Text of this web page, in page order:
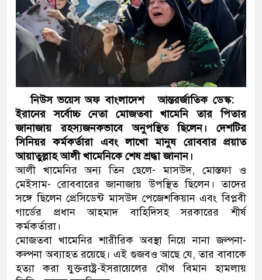
জনগণ পরিবর্তন চেয়েছে
প্রধানমন্ত্রী
মিরপুর মডেল থানার
মাদক কারবারি গ্রেফতার
২৮ লাখ টাকার জাল নোটসহ
থানা পুলিশ
যেকোনো সময় বেনজীরের
নেতৃত্ব ও গণতন্ত্রের মূর্তমান
নিউস ভয়েস অফ বাংলাদেশ আন্তরর্জাতিক ডেস্ক:
ইরানের সর্বোচ্চ নেতা মোজতবা খামেনি তার পিতার
জানাজায় রহস্যজনকভাবে অনুপস্থিত ছিলেন। দেশটির
সিনিয়র কর্মকর্তারা এবং লাখো মানুষ রোববার প্রয়াত
আয়াতুল্লাহ আলী খামেনিকে শেষ শ্রদ্ধা জানান।
আলী খামেনির অন্য তিন ছেলে- মাসউদ, মোস্তফা ও
মেইসাম- রোববারের জানাজায় উপস্থিত ছিলেন। তাদের
সঙ্গে ছিলেন প্রেসিডেন্ট মাসউদ পেজেশকিয়ান এবং বিপ্লবী
গার্ডের প্রধান আহমাদ বাহিদিসহ সরকারের শীর্ষ
কর্মকর্তারা।
মোজতবা খামেনির শারীরিক অবস্থা নিয়ে নানা জল্পনা-
কল্পনা অব্যাহত রয়েছে। এই গুজবও আছে যে, তার বাবাকে
হত্যা করা যুক্তরাষ্ট্র-ইসরায়েলের যৌথ বিমান হামলায়